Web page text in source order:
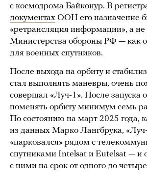
с космодрома Байконур. В
документах ООН его назначение
«ретрансляция информации», а не
Министерства обороны РФ — как
для военных спутников.
После выхода на орбиту и
стал выполнять маневры, очень
совершал «Луч-1». После запуска
поменять орбиту минимум семь
По состоянию на март 2025 года,
из данных Марко Лангбрука,
«парковался» рядом с
спутниками Intelsat и Eutelsat — и
с ними на срок от одного до